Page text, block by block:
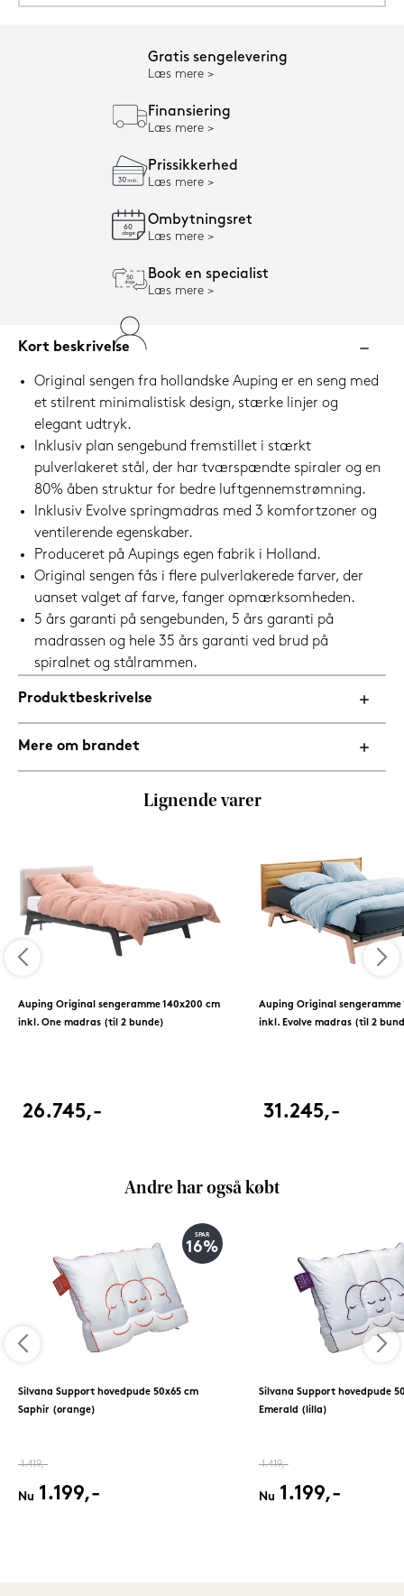
Gratis sengelevering
Læs mere
Finansiering
Læs mere
Prissikkerhed
Læs mere
Ombytningsret
Læs mere
Book en specialist
Læs mere
Kort beskrivelse
Original sengen fra hollandske Auping er en seng med
et stilrent minimalistisk design, stærke linjer og
elegant udtryk.
Inklusiv plan sengebund fremstillet i stærkt
pulverlakeret stål, der har tværspændte spiraler og en
80% åben struktur for bedre luftgennemstrømning.
Inklusiv Evolve springmadras med 3 komfortzoner og
ventilerende egenskaber.
Produceret på Aupings egen fabrik i Holland.
Original sengen fås i flere pulverlakerede farver, der
uanset valget af farve, fanger opmærksomheden.
5 års garanti på sengebunden, 5 års garanti på
madrassen og hele 35 års garanti ved brud på
spiralnet og stålrammen.
Produktbeskrivelse
Mere om brandet
Lignende varer
Auping Original sengeramme 140x200 cm
inkl. One madras (til 2 bunde)
26.745,-
Auping Original sengeramme
inkl. Evolve madras (til 2
31.245,-
Andre har også købt
SPAR
16%
Silvana Support hovedpude 50x65 cm
Saphir (orange)
1.419,-
Nu 1.199,-
Silvana Support hovedpude
Emerald (lilla)
1.419,-
Nu 1.199,-